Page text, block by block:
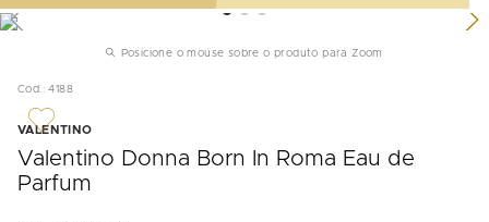
Posicione o mouse sobre o produto para Zoom
Cod. :4188
VALENTINO
Valentino Donna Born In Roma Eau de
Parfum